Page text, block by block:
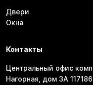
Двери
Окна
Контакты
Центральный офис
Нагорная, дом 3А